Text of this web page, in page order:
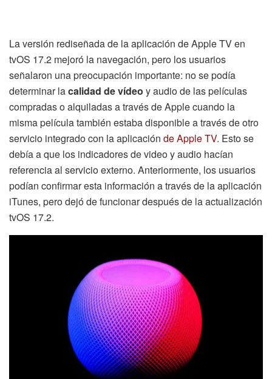
La versión rediseñada de la aplicación de Apple TV en
tvOS 17.2 mejoró la navegación, pero los usuarios
señalaron una preocupación importante: no se podía
determinar lacalidad de vídeo y audio de las películas
compradas o alquiladas a través de Apple cuando la
misma película también estaba disponible a través de otro
servicio integrado con la aplicación de Apple TV. Esto se
debía a que los indicadores de video y audio hacían
referencia al servicio externo. Anteriormente, los usuarios
podían confirmar esta información a través de la aplicación
iTunes, pero dejó de funcionar después de la actualización
tvOS 17.2.